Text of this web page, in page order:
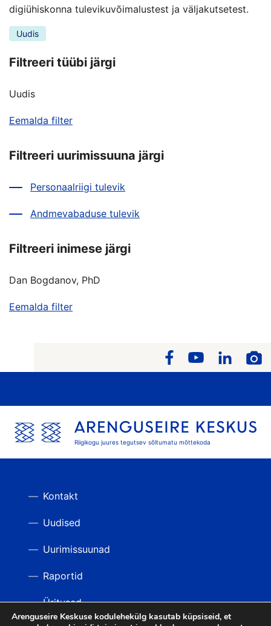
digiühiskonna tulevikuvõimalustest ja väljakutsetest.
Uudis
Filtreeri tüübi järgi
Uudis
Eemalda filter
Filtreeri uurimissuuna järgi
Personaalriigi tulevik
Andmevabaduse tulevik
Filtreeri inimese järgi
Dan Bogdanov, PhD
Eemalda filter
Riigikogu juures tegutsev sõltumatu mõttekoda
Kontakt
Uudised
Uurimissuunad
Raportid
Üritused
Arenguseire Keskuse kodulehekülg kasutab küpsiseid, et